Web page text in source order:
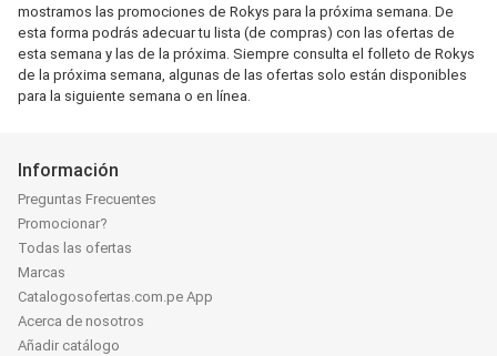
mostramos las promociones de Rokys para la próxima semana. De
esta forma podrás adecuar tu lista (de compras) con las ofertas de
esta semana y las de la próxima. Siempre consulta el folleto de Rokys
de la próxima semana, algunas de las ofertas solo están disponibles
para la siguiente semana o en línea.
Información
Preguntas Frecuentes
Promocionar?
Todas las ofertas
Marcas
Catalogosofertas.com.pe App
Acerca de nosotros
Añadir catálogo